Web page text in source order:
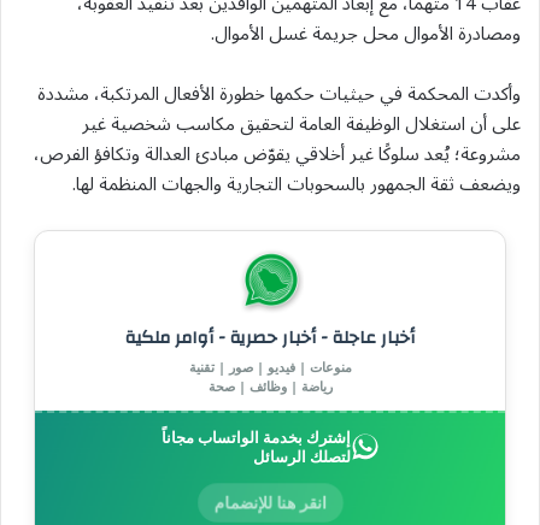
ومصادرة الأموال محل جريمة غسل الأموال.
وأكدت المحكمة في حيثيات حكمها خطورة الأفعال المرتكبة، مشددة
على أن استغلال الوظيفة العامة لتحقيق مكاسب شخصية غير
مشروعة؛ يُعد سلوكًا غير أخلاقي يقوّض مبادئ العدالة وتكافؤ الفرص،
ويضعف ثقة الجمهور بالسحوبات التجارية والجهات المنظمة لها.
أخبار عاجلة - أخبار حصرية - أوامر ملكية
منوعات | فيديو | صور | تقنية
رياضة | وظائف | صحة
إشترك بخدمة الواتساب مجاناً
لتصلك الرسائل
انقر هنا للإنضمام